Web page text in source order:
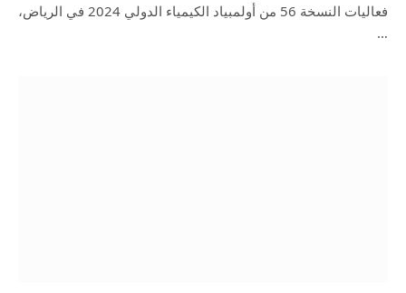
فعاليات النسخة 56 من أولمبياد الكيمياء الدولي 2024 في الرياض،
…